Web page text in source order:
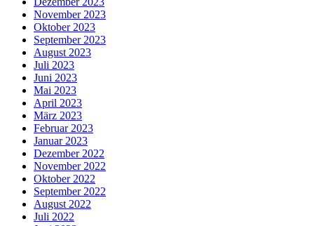
November 2023
Oktober 2023
September 2023
August 2023
Juli 2023
Juni 2023
Mai 2023
April 2023
März 2023
Februar 2023
Januar 2023
Dezember 2022
November 2022
Oktober 2022
September 2022
August 2022
Juli 2022